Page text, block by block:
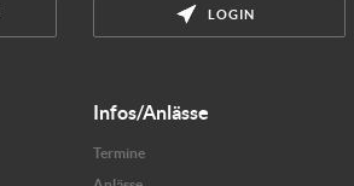
LOGIN
Infos/Anlässe
Termine